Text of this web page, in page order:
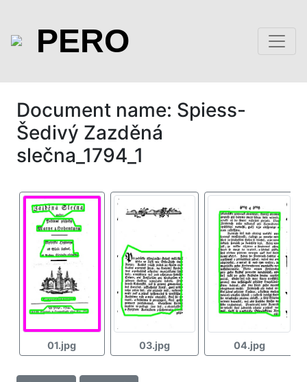
PERO
Document name: Spiess-
Šedivý Zazděná
slečna_1794_1
01.jpg 03.jpg 04.jpg